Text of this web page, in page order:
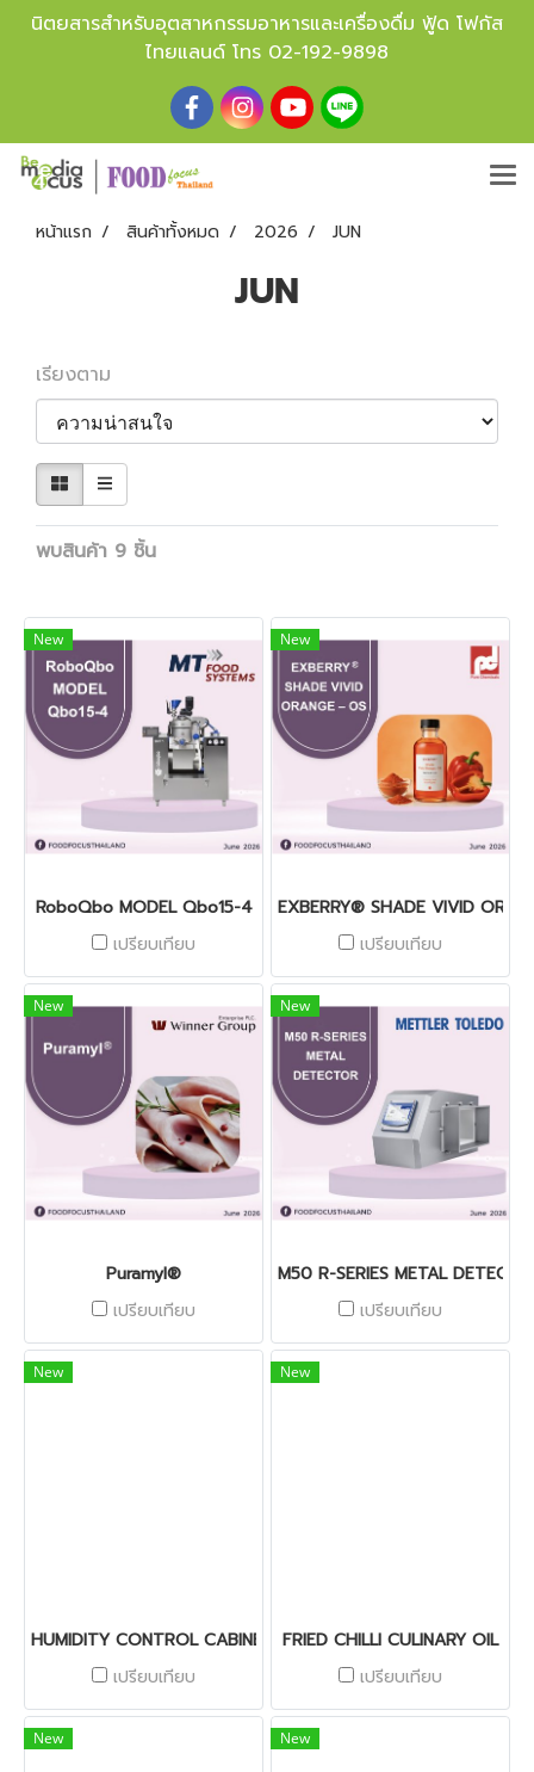
นิตยสารสำหรับอุตสาหกรรมอาหารและเครื่องดื่ม ฟู้ด โฟกัส
ไทยแลนด์ โทร 02-192-9898
หน้าแรก สินค้าทั้งหมด 2026 JUN
JUN
เรียงตาม
พบสินค้า 9 ชิ้น
New
RoboQbo MODEL Qbo15-4
เปรียบเทียบ
New
EXBERRY® SHADE VIVID
เปรียบเทียบ
New
Puramyl®
เปรียบเทียบ
New
M50 R-SERIES METAL
เปรียบเทียบ
New
HUMIDITY CONTROL CABINET
เปรียบเทียบ
New
FRIED CHILLI CULINARY OIL
เปรียบเทียบ
New New